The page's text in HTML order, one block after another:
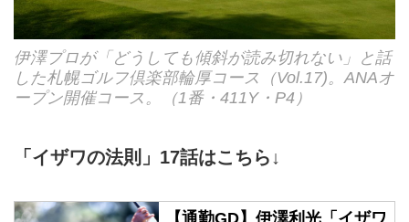
伊澤プロが「どうしても傾斜が読み切れない」と話
した札幌ゴルフ倶楽部輪厚コース（Vol.17)。ANAオ
ープン開催コース。（1番・411Y・P4）
「イザワの法則」17話はこちら↓
【通勤GD】伊澤利光「イザワ